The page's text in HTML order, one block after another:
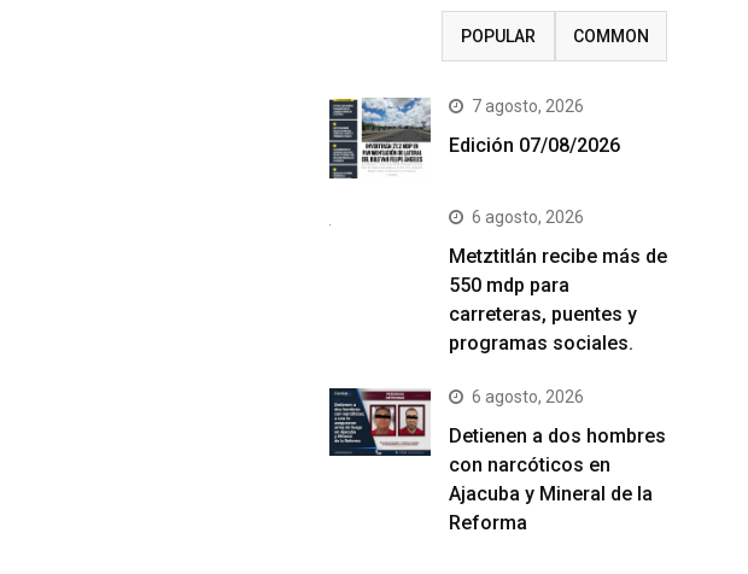
POPULAR COMMON
7 agosto, 2026
Edición 07/08/2026
6 agosto, 2026
Metztitlán recibe más de
550 mdp para
carreteras, puentes y
programas sociales.
6 agosto, 2026
Detienen a dos hombres
con narcóticos en
Ajacuba y Mineral de la
Reforma